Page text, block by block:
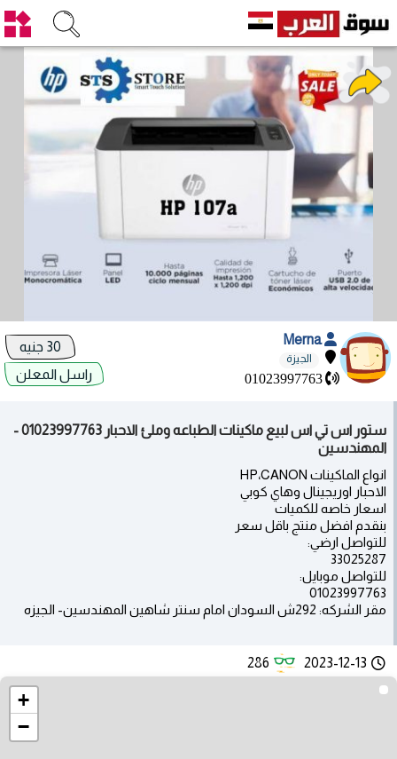
Merna
الجيزة
01023997763
راسل المعلن
ستور اس تي اس لبيع ماكينات الطباعه وملئ الاحبار 01023997763 -
المهندسين
انواع الماكينات HP،CANON
الاحبار اوريجينال وهاي كوبي
اسعار خاصه للكميات
بنقدم افضل منتج باقل سعر
للتواصل ارضي:
33025287
للتواصل موبايل:
01023997763
مقر الشركه: 292ش السودان امام سنتر شاهين المهندسين- الجيزه
2023-12-13
286
+
−